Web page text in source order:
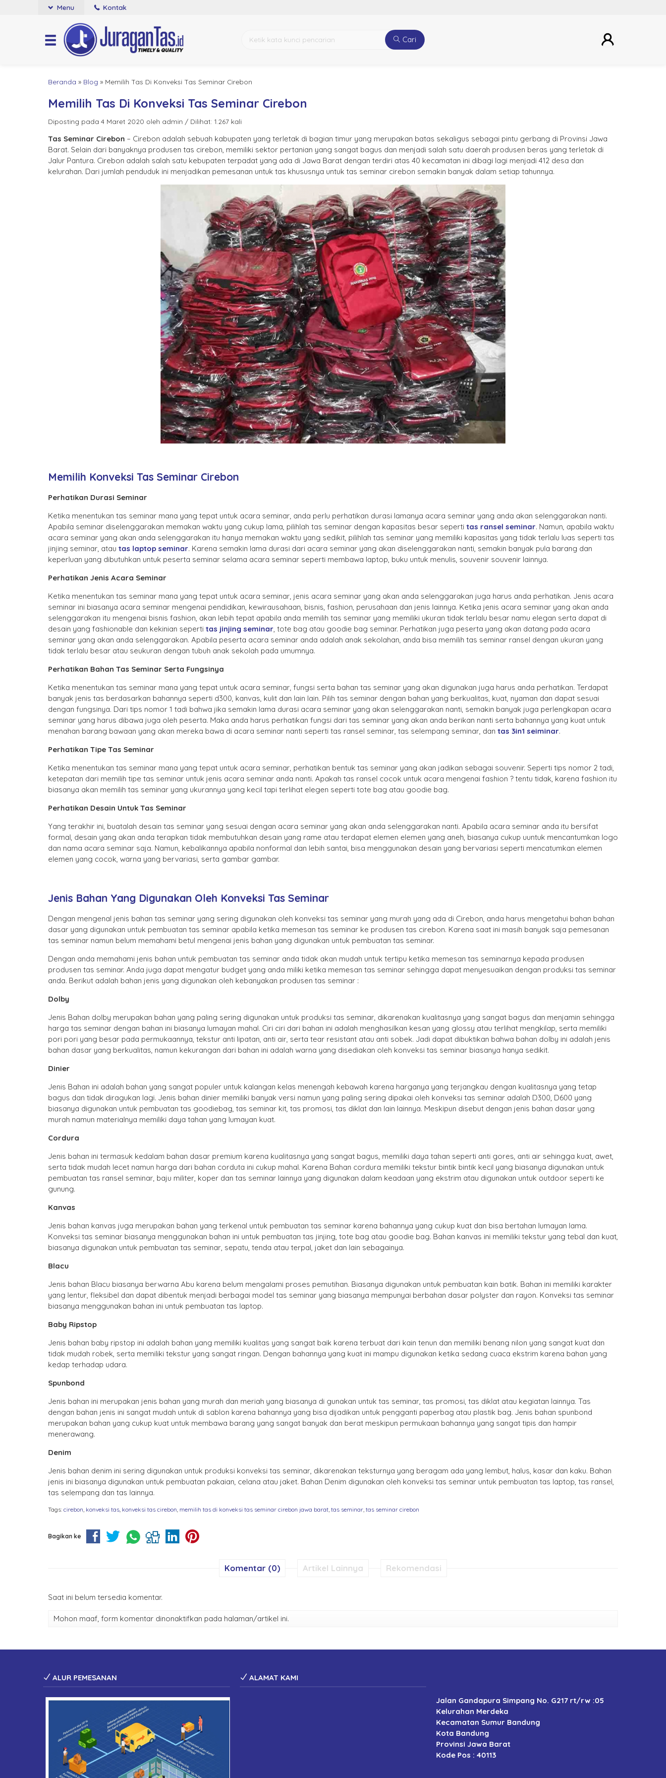
Menu Kontak
Cari
Beranda » Blog » Memilih Tas Di Konveksi Tas Seminar Cirebon
Memilih Tas Di Konveksi Tas Seminar Cirebon
Diposting pada 4 Maret 2020 oleh admin / Dilihat: 1.267 kali
Tas Seminar Cirebon – Cirebon adalah sebuah kabupaten yang terletak di bagian timur yang merupakan batas sekaligus sebagai pintu gerbang di Provinsi Jawa
Barat. Selain dari banyaknya produsen tas cirebon, memiliki sektor pertanian yang sangat bagus dan menjadi salah satu daerah produsen beras yang terletak di
Jalur Pantura. Cirebon adalah salah satu kebupaten terpadat yang ada di Jawa Barat dengan terdiri atas 40 kecamatan ini dibagi lagi menjadi 412 desa dan
kelurahan. Dari jumlah penduduk ini menjadikan pemesanan untuk tas khususnya untuk tas seminar cirebon semakin banyak dalam setiap tahunnya.
Memilih Konveksi Tas Seminar Cirebon
Perhatikan Durasi Seminar
Ketika menentukan tas seminar mana yang tepat untuk acara seminar, anda perlu perhatikan durasi lamanya acara seminar yang anda akan selenggarakan nanti.
Apabila seminar diselenggarakan memakan waktu yang cukup lama, pilihlah tas seminar dengan kapasitas besar seperti tas ransel seminar. Namun, apabila waktu
acara seminar yang akan anda selenggarakan itu hanya memakan waktu yang sedikit, pilihlah tas seminar yang memiliki kapasitas yang tidak terlalu luas seperti tas
jinjing seminar, atau tas laptop seminar. Karena semakin lama durasi dari acara seminar yang akan diselenggarakan nanti, semakin banyak pula barang dan
keperluan yang dibutuhkan untuk peserta seminar selama acara seminar seperti membawa laptop, buku untuk menulis, souvenir souvenir lainnya.
Perhatikan Jenis Acara Seminar
Ketika menentukan tas seminar mana yang tepat untuk acara seminar, jenis acara seminar yang akan anda selenggarakan juga harus anda perhatikan. Jenis acara
seminar ini biasanya acara seminar mengenai pendidikan, kewirausahaan, bisnis, fashion, perusahaan dan jenis lainnya. Ketika jenis acara seminar yang akan anda
selenggarakan itu mengenai bisnis fashion, akan lebih tepat apabila anda memilih tas seminar yang memiliki ukuran tidak terlalu besar namu elegan serta dapat di
desain yang fashionable dan kekinian seperti tas jinjing seminar, tote bag atau goodie bag seminar. Perhatikan juga peserta yang akan datang pada acara
seminar yang akan anda selenggarakan. Apabila peserta acara seminar anda adalah anak sekolahan, anda bisa memilih tas seminar ransel dengan ukuran yang
tidak terlalu besar atau seukuran dengan tubuh anak sekolah pada umumnya.
Perhatikan Bahan Tas Seminar Serta Fungsinya
Ketika menentukan tas seminar mana yang tepat untuk acara seminar, fungsi serta bahan tas seminar yang akan digunakan juga harus anda perhatikan. Terdapat
banyak jenis tas berdasarkan bahannya seperti d300, kanvas, kulit dan lain lain. Pilih tas seminar dengan bahan yang berkualitas, kuat, nyaman dan dapat sesuai
dengan fungsinya. Dari tips nomor 1 tadi bahwa jika semakin lama durasi acara seminar yang akan selenggarakan nanti, semakin banyak juga perlengkapan acara
seminar yang harus dibawa juga oleh peserta. Maka anda harus perhatikan fungsi dari tas seminar yang akan anda berikan nanti serta bahannya yang kuat untuk
menahan barang bawaan yang akan mereka bawa di acara seminar nanti seperti tas ransel seminar, tas selempang seminar, dan tas 3in1 seiminar.
Perhatikan Tipe Tas Seminar
Ketika menentukan tas seminar mana yang tepat untuk acara seminar, perhatikan bentuk tas seminar yang akan jadikan sebagai souvenir. Seperti tips nomor 2 tadi,
ketepatan dari memilih tipe tas seminar untuk jenis acara seminar anda nanti. Apakah tas ransel cocok untuk acara mengenai fashion ? tentu tidak, karena fashion itu
biasanya akan memilih tas seminar yang ukurannya yang kecil tapi terlihat elegen seperti tote bag atau goodie bag.
Perhatikan Desain Untuk Tas Seminar
Yang terakhir ini, buatalah desain tas seminar yang sesuai dengan acara seminar yang akan anda selenggarakan nanti. Apabila acara seminar anda itu bersifat
formal, desain yang akan anda terapkan tidak membutuhkan desain yang rame atau terdapat elemen elemen yang aneh, biasanya cukup uuntuk mencantumkan logo
dan nama acara seminar saja. Namun, kebalikannya apabila nonformal dan lebih santai, bisa menggunakan desain yang bervariasi seperti mencatumkan elemen
elemen yang cocok, warna yang bervariasi, serta gambar gambar.
Jenis Bahan Yang Digunakan Oleh Konveksi Tas Seminar
Dengan mengenal jenis bahan tas seminar yang sering digunakan oleh konveksi tas seminar yang murah yang ada di Cirebon, anda harus mengetahui bahan bahan
dasar yang digunakan untuk pembuatan tas seminar apabila ketika memesan tas seminar ke produsen tas cirebon. Karena saat ini masih banyak saja pemesanan
tas seminar namun belum memahami betul mengenai jenis bahan yang digunakan untuk pembuatan tas seminar.
Dengan anda memahami jenis bahan untuk pembuatan tas seminar anda tidak akan mudah untuk tertipu ketika memesan tas seminarnya kepada produsen
produsen tas seminar. Anda juga dapat mengatur budget yang anda miliki ketika memesan tas seminar sehingga dapat menyesuaikan dengan produksi tas seminar
anda. Berikut adalah bahan jenis yang digunakan oleh kebanyakan produsen tas seminar :
Dolby
Jenis Bahan dolby merupakan bahan yang paling sering digunakan untuk produksi tas seminar, dikarenakan kualitasnya yang sangat bagus dan menjamin sehingga
harga tas seminar dengan bahan ini biasanya lumayan mahal. Ciri ciri dari bahan ini adalah menghasilkan kesan yang glossy atau terlihat mengkilap, serta memiliki
pori pori yang besar pada permukaannya, tekstur anti lipatan, anti air, serta tear resistant atau anti sobek. Jadi dapat dibuktikan bahwa bahan dolby ini adalah jenis
bahan dasar yang berkualitas, namun kekurangan dari bahan ini adalah warna yang disediakan oleh konveksi tas seminar biasanya hanya sedikit.
Dinier
Jenis Bahan ini adalah bahan yang sangat populer untuk kalangan kelas menengah kebawah karena harganya yang terjangkau dengan kualitasnya yang tetap
bagus dan tidak diragukan lagi. Jenis bahan dinier memiliki banyak versi namun yang paling sering dipakai oleh konveksi tas seminar adalah D300, D600 yang
biasanya digunakan untuk pembuatan tas goodiebag, tas seminar kit, tas promosi, tas diklat dan lain lainnya. Meskipun disebut dengan jenis bahan dasar yang
murah namun materialnya memiliki daya tahan yang lumayan kuat.
Cordura
Jenis bahan ini termasuk kedalam bahan dasar premium karena kualitasnya yang sangat bagus, memiliki daya tahan seperti anti gores, anti air sehingga kuat, awet,
serta tidak mudah lecet namun harga dari bahan corduta ini cukup mahal. Karena Bahan cordura memiliki tekstur bintik bintik kecil yang biasanya digunakan untuk
pembuatan tas ransel seminar, baju militer, koper dan tas seminar lainnya yang digunakan dalam keadaan yang ekstrim atau digunakan untuk outdoor seperti ke
gunung.
Kanvas
Jenis bahan kanvas juga merupakan bahan yang terkenal untuk pembuatan tas seminar karena bahannya yang cukup kuat dan bisa bertahan lumayan lama.
Konveksi tas seminar biasanya menggunakan bahan ini untuk pembuatan tas jinjing, tote bag atau goodie bag. Bahan kanvas ini memiliki tekstur yang tebal dan kuat,
biasanya digunakan untuk pembuatan tas seminar, sepatu, tenda atau terpal, jaket dan lain sebagainya.
Blacu
Jenis bahan Blacu biasanya berwarna Abu karena belum mengalami proses pemutihan. Biasanya digunakan untuk pembuatan kain batik. Bahan ini memiliki karakter
yang lentur, fleksibel dan dapat dibentuk menjadi berbagai model tas seminar yang biasanya mempunyai berbahan dasar polyster dan rayon. Konveksi tas seminar
biasanya menggunakan bahan ini untuk pembuatan tas laptop.
Baby Ripstop
Jenis bahan baby ripstop ini adalah bahan yang memiliki kualitas yang sangat baik karena terbuat dari kain tenun dan memiliki benang nilon yang sangat kuat dan
tidak mudah robek, serta memiliki tekstur yang sangat ringan. Dengan bahannya yang kuat ini mampu digunakan ketika sedang cuaca ekstrim karena bahan yang
kedap terhadap udara.
Spunbond
Jenis bahan ini merupakan jenis bahan yang murah dan meriah yang biasanya di gunakan untuk tas seminar, tas promosi, tas diklat atau kegiatan lainnya. Tas
dengan bahan jenis ini sangat mudah untuk di sablon karena bahannya yang bisa dijadikan untuk pengganti paperbag atau plastik bag. Jenis bahan spunbond
merupakan bahan yang cukup kuat untuk membawa barang yang sangat banyak dan berat meskipun permukaan bahannya yang sangat tipis dan hampir
menerawang.
Denim
Jenis bahan denim ini sering digunakan untuk produksi konveksi tas seminar, dikarenakan teksturnya yang beragam ada yang lembut, halus, kasar dan kaku. Bahan
jenis ini biasanya digunakan untuk pembuatan pakaian, celana atau jaket. Bahan Denim digunakan oleh konveksi tas seminar untuk pembuatan tas laptop, tas ransel,
tas selempang dan tas lainnya.
Tags: cirebon, konveksi tas, konveksi tas cirebon, memilih tas di konveksi tas seminar cirebon jawa barat, tas seminar, tas seminar cirebon
Bagikan ke
Komentar (0) Artikel Lainnya Rekomendasi
Saat ini belum tersedia komentar.
Mohon maaf, form komentar dinonaktifkan pada halaman/artikel ini.
ALUR PEMESANAN ALAMAT KAMI
Jalan Gandapura Simpang No. G217 rt/rw :05
Kelurahan Merdeka
Kecamatan Sumur Bandung
Kota Bandung
Provinsi Jawa Barat
Kode Pos : 40113